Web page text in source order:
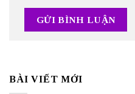
BÀI VIẾT MỚI